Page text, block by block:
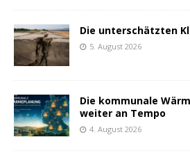
Die unterschätzten
5. August 2026
Die kommunale
weiter an Tempo
4. August 2026